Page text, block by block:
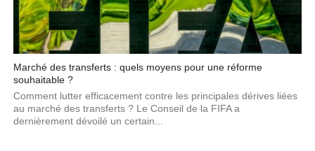
Marché des transferts : quels moyens pour une réforme
souhaitable ?
Comment lutter efficacement contre les principales dérives liées
au marché des transferts ? Le Conseil de la FIFA a
dernièrement dévoilé un certain...